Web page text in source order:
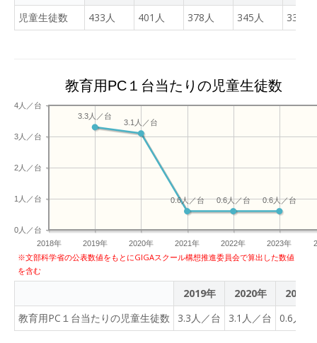
児童生徒数
433人 401人 378人 345人 331人
教育用PC１台当たりの児童生徒数
2018年 2019年 2020年 2021年 2022年 2023年
0人／台
1人／台
2人／台
3人／台
4人／台
0.6人／台
0.6人／台
0.6人／台
3.1人／台
3.3人／台
※文部科学省の公表数値をもとにGIGAスクール構想推進委員会で算出した数値
を含む
2019年 2020年
2021年
教育用PC１台当たりの児童生徒数
3.3人／台 3.1人／台 0.6人／